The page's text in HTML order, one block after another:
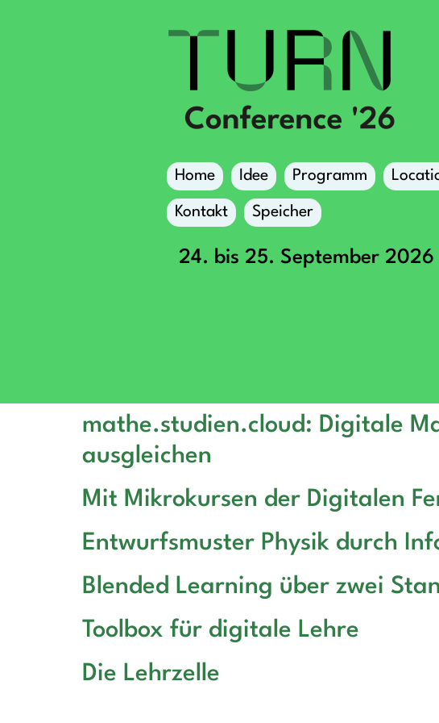
Home Idee Programm
Kontakt Speicher
24. bis 25. September 2026
mathe.studien.cloud: Digitale
ausgleichen
Mit Mikrokursen der Digitalen
Entwurfsmuster Physik durch
Blended Learning über zwei
Toolbox für digitale Lehre
Die Lehrzelle